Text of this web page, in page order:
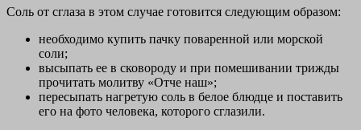
Соль от сглаза в этом случае готовится следующим образом:
необходимо купить пачку поваренной или морской
соли;
высыпать ее в сковороду и при помешивании трижды
прочитать молитву «Отче наш»;
пересыпать нагретую соль в белое блюдце и поставить
его на фото человека, которого сглазили.